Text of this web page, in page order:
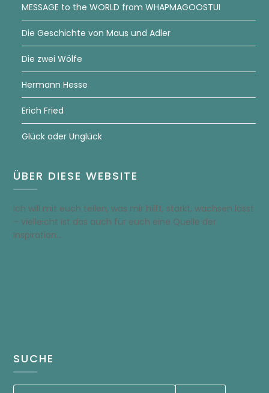
MESSAGE to the WORLD from WHAPMAGOOSTUI
Die Geschichte von Maus und Adler
Die zwei Wölfe
Hermann Hesse
Erich Fried
Glück oder Unglück
ÜBER DIESE WEBSITE
Ich will mit euch teilen, was mir hilft, stärkt, wachsen lässt
– vielleicht ist das auch für euch eine Quelle der
Inspiration…
SUCHE